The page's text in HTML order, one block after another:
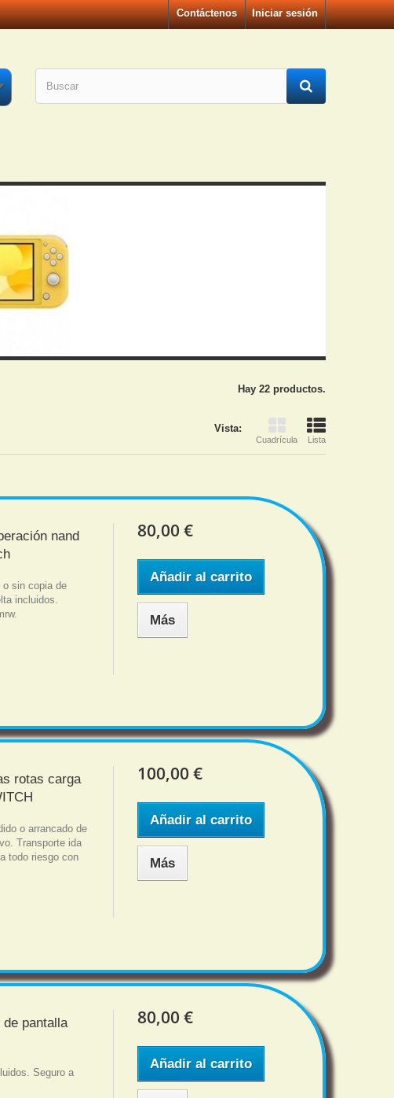
Iniciar sesión
Contáctenos
Hay 22 productos.
Vista:
Cuadrícula Lista
nand
o sin copia de
incluidos.
80,00 €
Añadir al carrito
Más
rotas carga
o arrancado de
Transporte ida
todo riesgo con
100,00 €
Añadir al carrito
Más
pantalla
Seguro a
80,00 €
Añadir al carrito